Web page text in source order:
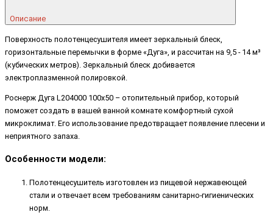
Описание
Поверхность полотенцесушителя имеет зеркальный блеск,
горизонтальные перемычки в форме «Дуга», и рассчитан на 9,5 - 14 м³
(кубических метров). Зеркальный блеск добивается
электроплазменной полировкой.
Роснерж Дуга L204000 100x50 – отопительный прибор, который
поможет создать в вашей ванной комнате комфортный сухой
микроклимат. Его использование предотвращает появление плесени и
неприятного запаха.
Особенности модели:
Полотенцесушитель изготовлен из пищевой нержавеющей
стали и отвечает всем требованиям санитарно-гигиенических
норм.